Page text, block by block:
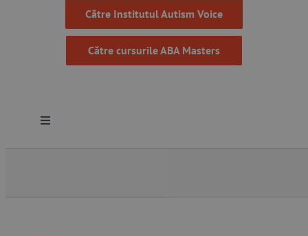
Către Institutul Autism Voice
Către cursurile ABA Masters
Toggle